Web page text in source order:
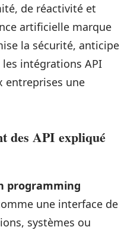
de réactivité et
artificielle marque
la sécurité, anticipe
intégrations API
entreprises une
des API expliqué
programming
une interface de
systèmes ou